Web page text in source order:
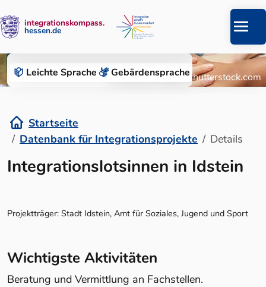
Leichte Sprache Gebärden­sprache
Zum Inhalt springen
integrationskompass.
hessen.de
Datenbank für Integrationsprojekte
© Roman Chazov/Shutterstock.com
Startseite
Datenbank für Integrationsprojekte
Details
Details
Integrationslotsinnen in Idstein
Projektträger: Stadt Idstein, Amt für Soziales, Jugend und Sport
Wichtigste Aktivitäten
Beratung und Vermittlung an Fachstellen.